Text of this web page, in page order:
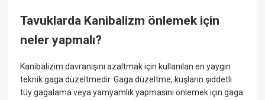
Tavuklarda Kanibalizm önlemek için
neler yapmalı?
Kanibalizim davranışını azaltmak için kullanılan en yaygın
teknik gaga düzeltmedir. Gaga düzeltme, kuşların şiddetli
tüy gagalama veya yamyamlık yapmasını önlemek için gaga